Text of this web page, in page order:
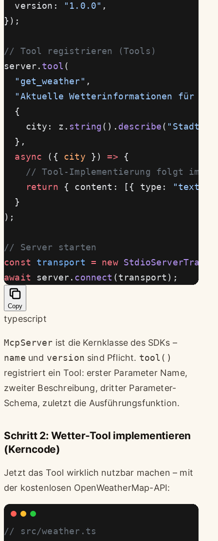
  version:
"1.0.0" ,
});
// Tool registrieren (Tools)
server. tool (
  "get_weather"
,
"Aktuelle Wetterinformationen für
  {
    city: z.
string(). describe(
  },
  async
({ city }) => {
// Tool-Implementierung folgt im
    return
{ content: [{ type: "text"
  }
);
// Server starten
const transport = new
await server. connect (transport);
Copy
typescript
McpServer ist die Kernklasse des SDKs –
name und version sind Pflicht. tool()
registriert ein Tool: erster Parameter Name,
zweiter Beschreibung, dritter Parameter-
Schema, zuletzt die Ausführungsfunktion.
Schritt 2: Wetter-Tool implementieren
(Kerncode)
Jetzt das Tool wirklich nutzbar machen – mit
der kostenlosen OpenWeatherMap-API:
// src/weather.ts